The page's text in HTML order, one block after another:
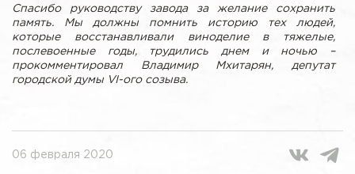
Спасибо руководству завода за желание сохранить
память. Мы должны помнить историю тех людей,
которые восстанавливали виноделие в тяжелые,
послевоенные годы, трудились днем и ночью –
прокомментировал Владимир Мхитарян, депутат
городской думы VI-ого созыва.
06 февраля 2020